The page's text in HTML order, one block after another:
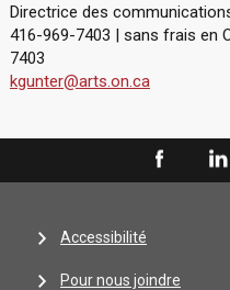
Directrice des
416-969-7403 | sans frais en
7403
kgunter@arts.on.ca
Accessibilité
Pour nous joindre